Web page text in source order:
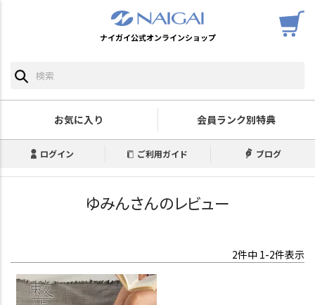
ナイガイ公式オンラインショップ
お気に入り 会員ランク別特典
ログイン ご利用ガイド ブログ
ゆみんさんのレビュー
2件中 1-2件表示